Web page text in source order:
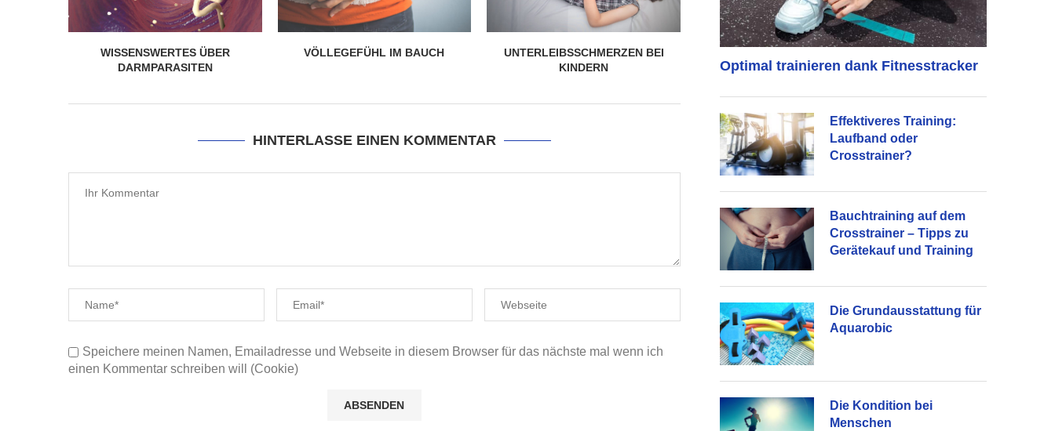
WISSENSWERTES ÜBER
DARMPARASITEN
VÖLLEGEFÜHL IM BAUCH
UNTERLEIBSSCHMERZEN BEI
KINDERN
HINTERLASSE EINEN KOMMENTAR
Speichere meinen Namen, Emailadresse und Webseite in diesem Browser für das nächste mal wenn ich
einen Kommentar schreiben will (Cookie)
Optimal trainieren dank Fitnesstracker
Effektiveres Training:
Laufband oder
Crosstrainer?
Bauchtraining auf dem
Crosstrainer – Tipps zu
Gerätekauf und Training
Die Grundausstattung für
Aquarobic
Die Kondition bei
Menschen